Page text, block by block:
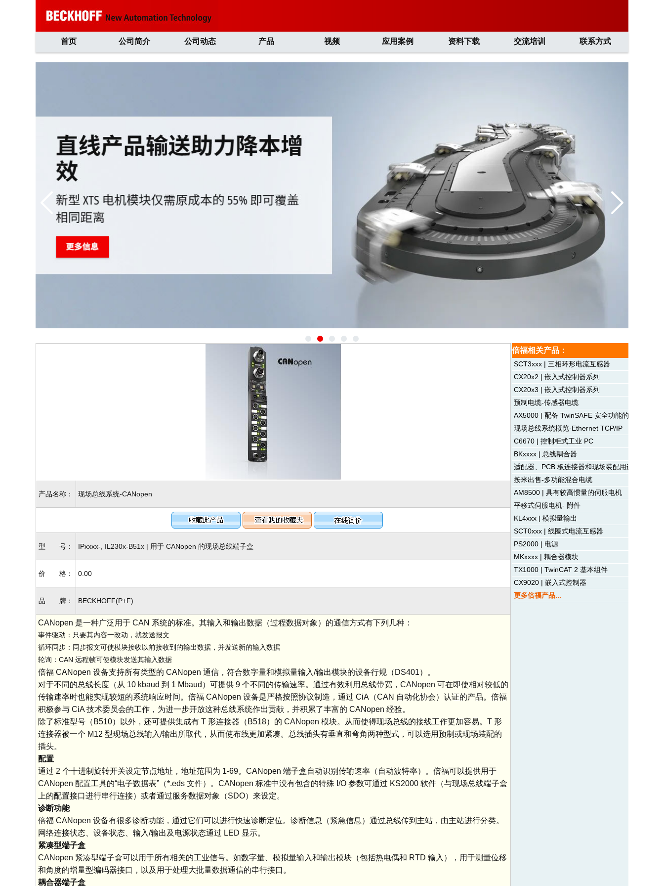
首页 公司简介 公司动态 产品 视频 应用案例 资料下载 交流培训 联系方式
产品名称： 现场总线系统-CANopen
型 号： IPxxxx-, IL230x-B51x | 用于 CANopen 的现场总线端子盒
价 格： 0.00
品 牌： BECKHOFF(P+F)
CANopen 是一种广泛用于 CAN 系统的标准。其输入和输出数据（过程数据对象）的通信方式有下列几种：
事件驱动：只要其内容一改动，就发送报文
循环同步：同步报文可使模块接收以前接收到的输出数据，并发送新的输入数据
轮询：CAN 远程帧可使模块发送其输入数据
倍福 CANopen 设备支持所有类型的 CANopen 通信，符合数字量和模拟量输入/输出模块的设备行规（DS401）。
对于不同的总线长度（从 10 kbaud 到 1 Mbaud）可提供 9 个不同的传输速率。通过有效利用总线带宽，CANopen 可在即使相对较低的
传输速率时也能实现较短的系统响应时间。倍福 CANopen 设备是严格按照协议制造，通过 CiA（CAN 自动化协会）认证的产品。倍福
积极参与 CiA 技术委员会的工作，为进一步开放这种总线系统作出贡献，并积累了丰富的 CANopen 经验。
除了标准型号（B510）以外，还可提供集成有 T 形连接器（B518）的 CANopen 模块。从而使得现场总线的接线工作更加容易。T 形
连接器被一个 M12 型现场总线输入/输出所取代，从而使布线更加紧凑。总线插头有垂直和弯角两种型式，可以选用预制或现场装配的
插头。
配置
通过 2 个十进制旋转开关设定节点地址，地址范围为 1-69。CANopen 端子盒自动识别传输速率（自动波特率）。倍福可以提供用于
CANopen 配置工具的“电子数据表”（*.eds 文件）。CANopen 标准中没有包含的特殊 I/O 参数可通过 KS2000 软件（与现场总线端子盒
上的配置接口进行串行连接）或者通过服务数据对象（SDO）来设定。
诊断功能
倍福 CANopen 设备有很多诊断功能，通过它们可以进行快速诊断定位。诊断信息（紧急信息）通过总线传到主站，由主站进行分类。
网络连接状态、设备状态、输入/输出及电源状态通过 LED 显示。
紧凑型端子盒
CANopen 紧凑型端子盒可以用于所有相关的工业信号。如数字量、模拟量输入和输出模块（包括热电偶和 RTD 输入），用于测量位移
和角度的增量型编码器接口，以及用于处理大批量数据通信的串行接口。
耦合器端子盒
倍福相关产品：
SCT3xxx | 三相环形电流互感器
CX20x2 | 嵌入式控制器系列
CX20x3 | 嵌入式控制器系列
预制电缆-传感器电缆
AX5000 | 配备 TwinSAFE 安全功能的数字式紧
现场总线系统概览-Ethernet TCP/IP
C6670 | 控制柜式工业 PC
BKxxxx | 总线耦合器
适配器、PCB 板连接器和现场装配用连接器-多
按米出售-多功能混合电缆
AM8500 | 具有较高惯量的伺服电机
平移式伺服电机- 附件
KL4xxx | 模拟量输出
SCT0xxx | 线圈式电流互感器
PS2000 | 电源
MKxxxx | 耦合器模块
TX1000 | TwinCAT 2 基本组件
CX9020 | 嵌入式控制器
更多倍福产品...